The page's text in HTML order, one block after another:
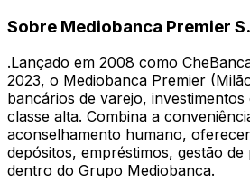
Sobre Mediobanca Premier
.Lançado em 2008 como
2023, o Mediobanca Premier
bancários de varejo,
classe alta. Combina a
aconselhamento humano,
depósitos, empréstimos, gestão
dentro do Grupo Mediobanca.